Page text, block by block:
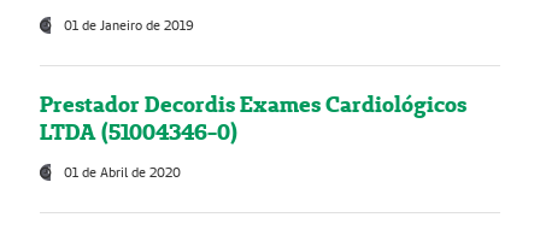
01 de Janeiro de 2019
Prestador Decordis Exames Cardiológicos
LTDA (51004346-0)
01 de Abril de 2020